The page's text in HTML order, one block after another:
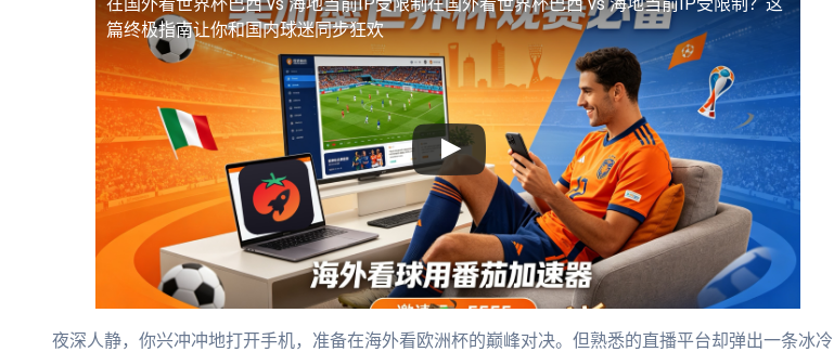
篇终极指南让你和国内球迷同步狂欢
夜深人静，你兴冲冲地打开手机，准备在海外看欧洲杯的巅峰对决。但熟悉的直播平台却弹出一条冰冷